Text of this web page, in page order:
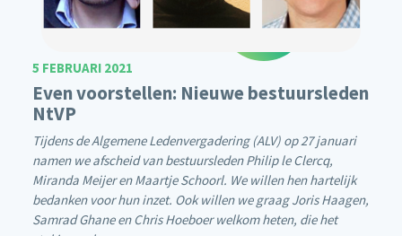
5 FEBRUARI 2021
Even voorstellen: Nieuwe bestuursleden
NtVP
Tijdens de Algemene Ledenvergadering (ALV) op 27 januari
namen we afscheid van bestuursleden Philip le Clercq,
Miranda Meijer en Maartje Schoorl. We willen hen hartelijk
bedanken voor hun inzet. Ook willen we graag Joris Haagen,
Samrad Ghane en Chris Hoeboer welkom heten, die het